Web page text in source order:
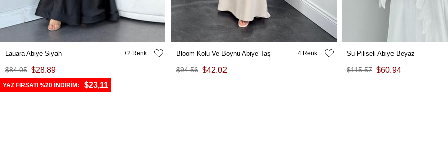
Lauara Abiye Siyah
$28.89
$84.05
YAZ FIRSATI %20 İNDİRİM: $23,11
2 Bloom Kolu Ve Boynu Abiye Taş
$42.02
$94.56
4 Su Piliseli Abiye Beyaz
$60.94
$115.57